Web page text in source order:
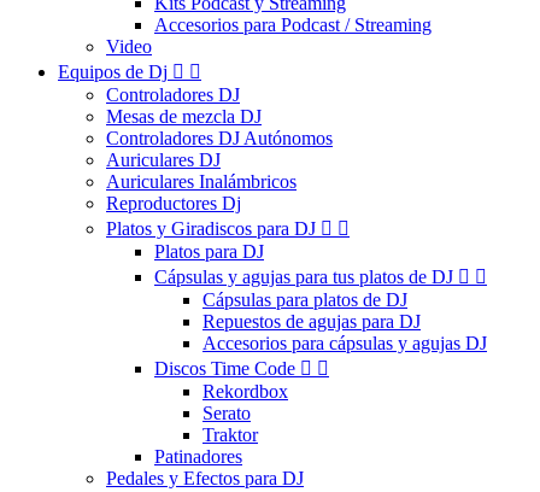
Accesorios para Podcast / Streaming
Video
Equipos de Dj  
Controladores DJ
Mesas de mezcla DJ
Controladores DJ Autónomos
Auriculares DJ
Auriculares Inalámbricos
Reproductores Dj
Platos y Giradiscos para DJ  
Platos para DJ
Cápsulas y agujas para tus platos de DJ  
Cápsulas para platos de DJ
Repuestos de agujas para DJ
Accesorios para cápsulas y agujas DJ
Discos Time Code  
Rekordbox
Serato
Traktor
Patinadores
Pedales y Efectos para DJ